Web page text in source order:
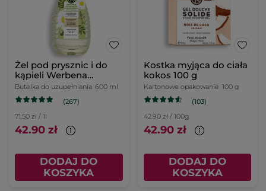
Żel pod prysznic i do
kąpieli Werbena
cytrynowa & Kwiat
rumianku uzupełniacz
Butelka do uzupełniania 600 ml
(267)
71.50 zł / 1l
42.90 zł
DODAJ DO
KOSZYKA
Kostka myjąca do ciała
kokos 100 g
Kartonowe opakowanie 100 g
(103)
42.90 zł / 100g
42.90 zł
DODAJ DO
KOSZYKA